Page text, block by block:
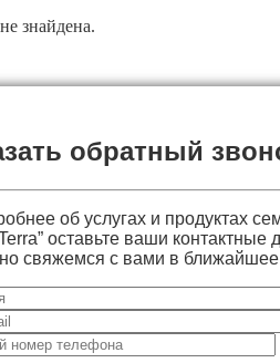
знайдена.
обратный
об услугах и продуктах
оставьте ваши
свяжемся с вами в